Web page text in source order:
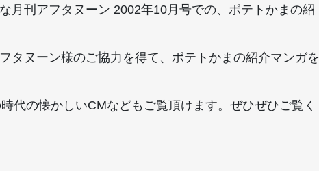
月刊アフタヌーン 2002年10月号での、ポテトかまの紹
タヌーン様のご協力を得て、ポテトかまの紹介マンガを
代の懐かしいCMなどもご覧頂けます。ぜひぜひご覧く